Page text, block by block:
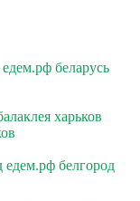
едем.рф беларусь
харьков
едем.рф белгород